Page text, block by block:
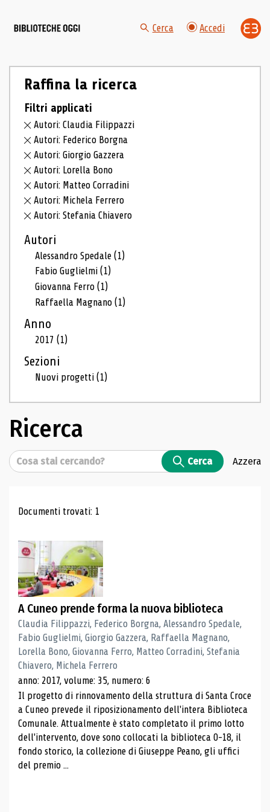
Cerca Accedi
Raffina la ricerca
Filtri applicati
Autori: Claudia Filippazzi
Autori: Federico Borgna
Autori: Giorgio Gazzera
Autori: Lorella Bono
Autori: Matteo Corradini
Autori: Michela Ferrero
Autori: Stefania Chiavero
Autori
Alessandro Spedale(1)
Fabio Guglielmi(1)
Giovanna Ferro(1)
Raffaella Magnano(1)
Anno
2017(1)
Sezioni
Nuovi progetti(1)
Ricerca
Cerca Cerca Azzera
Risultati di ricerca
Documenti trovati: 1
A Cuneo prende forma la nuova biblioteca
Claudia Filippazzi, Federico Borgna, Alessandro Spedale,
Fabio Guglielmi, Giorgio Gazzera, Raffaella Magnano,
Lorella Bono, Giovanna Ferro, Matteo Corradini, Stefania
Chiavero, Michela Ferrero
anno: 2017, volume: 35, numero: 6
Il progetto di rinnovamento della struttura di Santa Croce
a Cuneo prevede il riposizionamento dell'intera Biblioteca
Comunale. Attualmente è stato completato il primo lotto
dell'intervento, dove sono collocati la biblioteca 0-18, il
fondo storico, la collezione di Giuseppe Peano, gli uffici
del premio ...